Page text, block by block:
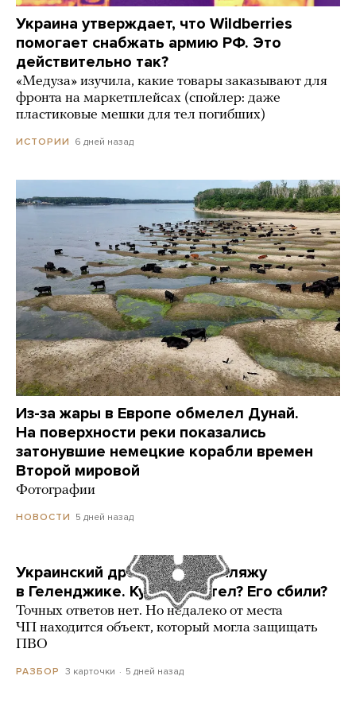
Украина утверждает, что Wildberries
помогает снабжать армию РФ. Это
действительно так?
«Медуза» изучила, какие товары заказывают для
фронта на маркетплейсах (спойлер: даже
пластиковые мешки для тел погибших)
ИСТОРИИ 6 дней назад
Из-за жары в Европе обмелел Дунай.
На поверхности реки показались
затонувшие немецкие корабли времен
Второй мировой
Фотографии
НОВОСТИ 5 дней назад
Украинский дрон попал по пляжу
в Геленджике. Куда он летел? Его сбили?
Точных ответов нет. Но недалеко от места
ЧП находится объект, который могла защищать
ПВО
РАЗБОР 3 карточки 5 дней назад